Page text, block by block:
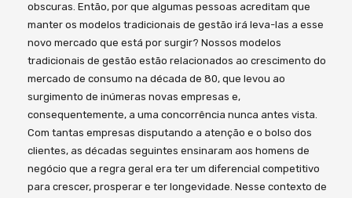
obscuras. Então, por que algumas pessoas acreditam que
manter os modelos tradicionais de gestão irá leva-las a esse
novo mercado que está por surgir? Nossos modelos
tradicionais de gestão estão relacionados ao crescimento do
mercado de consumo na década de 80, que levou ao
surgimento de inúmeras novas empresas e,
consequentemente, a uma concorrência nunca antes vista.
Com tantas empresas disputando a atenção e o bolso dos
clientes, as décadas seguintes ensinaram aos homens de
negócio que a regra geral era ter um diferencial competitivo
para crescer, prosperar e ter longevidade. Nesse contexto de